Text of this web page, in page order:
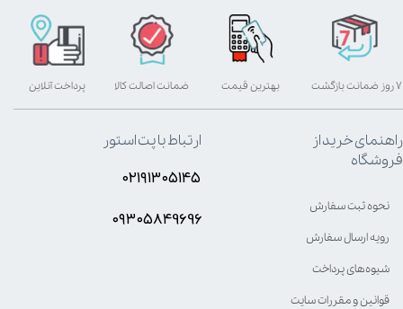
بهترین قیمت پرداخت آنلاین ۷ روز ضمانت بازگشت ضمانت اصالت کالا
راهنمای خرید از
فروشگاه
نحوه ثبت سفارش
رویه ارسال سفارش
شیوه‌های پرداخت
قوانین و مقررات سایت
ارتباط با پت استور
۰۲۱۹۱۳۰۵۱۴۵
۰۹۳۰۵8۴9696